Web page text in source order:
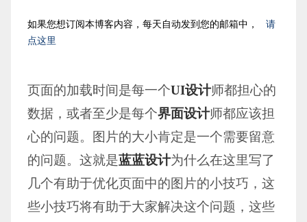
如果您想订阅本博客内容，每天自动发到您的邮箱中，
请
点这里
页面的加载时间是每一个UI设计师都担心的
数据，或者至少是每个界面设计师都应该担
心的问题。图片的大小肯定是一个需要留意
的问题。这就是蓝蓝设计为什么在这里写了
几个有助于优化页面中的图片的小技巧，这
些小技巧将有助于大家解决这个问题，这些